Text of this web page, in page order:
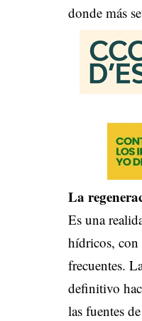
donde más
La
Es una
hídricos, con
frecuentes.
definitivo
las fuentes